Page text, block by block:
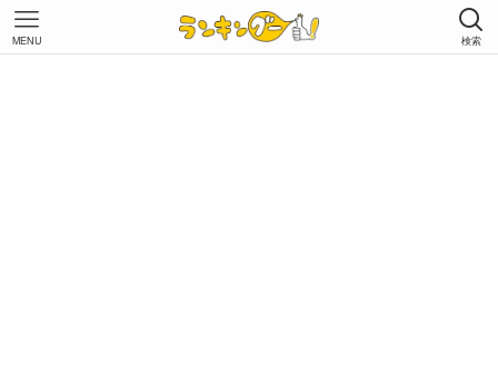
検索
MENU